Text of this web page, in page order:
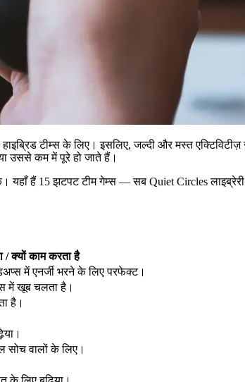
टीम्स के लिए। इसलिए, जल्दी और मस्त
उससे कम में पूरे हो जाते हैं।
यहाँ हैं 15 झटपट टीम गेम्स — सब Quiet Circles
/ क्यों काम करता है
में एनर्जी भरने के लिए परफेक्ट।
में खूब चलता है।
है।
सोच वालों के लिए।